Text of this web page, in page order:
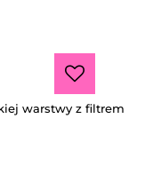
warstwy z filtrem